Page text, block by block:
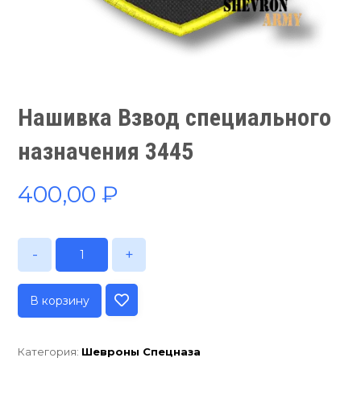
Нашивка Взвод специального
назначения 3445
400,00₽
- +
В корзину
Категория: Шевроны Спецназа